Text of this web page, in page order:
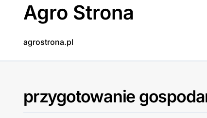
Agro Strona
agrostrona.pl
przygotowanie